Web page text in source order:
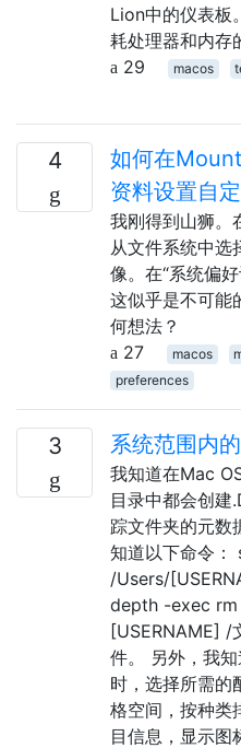
Lion中的仪表板
耗处理器和内存
29
macos
4
如何在
资料设置自
我刚得到山狮。
从文件系统中选
像。在“系统偏
这似乎是不可能
何想法？
27
macos
preferences
3 系统范围内
我知道在Mac
目录中都会创建
踪文件夹的元数
知道以下命令
/Users/
depth -exec
[USERNAME] /
件。 另外，我
时，选择所需
格空间，按种类
目信息，显示图